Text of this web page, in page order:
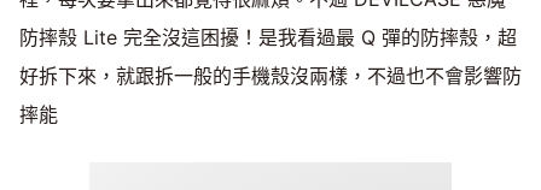
防摔殼 Lite 完全沒這困擾！是我看過最 Q 彈的防摔殼，超
好拆下來，就跟拆一般的手機殼沒兩樣，不過也不會影響防
摔能